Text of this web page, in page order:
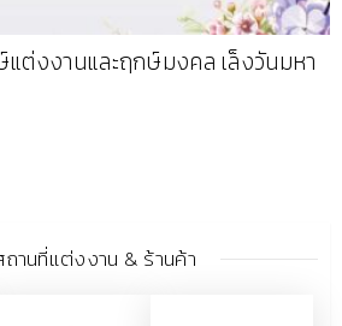
ต่งงานและฤกษ์มงคล เล็งวันมหา
านที่แต่งงาน & ร้านค้า